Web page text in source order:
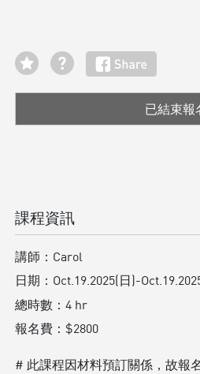
已結束報
課程資訊
講師： Carol
日期： Oct.19.2025(日)-
總時數：4 hr
報名費： $2800
# 此課程因材料預訂關係，故報